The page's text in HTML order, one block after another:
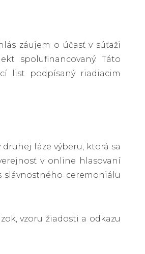
záujem o účasť v súťaži
spolufinancovaný. Táto
list podpísaný riadiacim
fáze výberu, ktorá sa
v online hlasovaní
slávnostného ceremoniálu
vzoru žiadosti a odkazu